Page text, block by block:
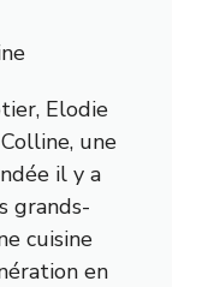
Elodie
une
il y a
grands-
cuisine
en